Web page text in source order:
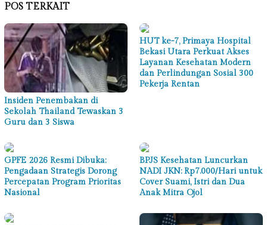
POS TERKAIT
Insiden Penembakan di
Sekolah Thailand Tewaskan 3
Guru dan 3 Siswa
HUT ke-7, Primaya Hospital
Bekasi Utara Perkuat Akses
Layanan Kesehatan Modern
dan Perlindungan Sosial 300
Pekerja Rentan
GPFE 2026 Resmi Dibuka:
Pengadaan Strategis Dorong
Percepatan Program Prioritas
Nasional
BPJS Kesehatan Luncurkan
NADI JKN: Rp7.000/Hari untuk
Cover Suami, Istri dan Dua
Anak Mitra Ojol